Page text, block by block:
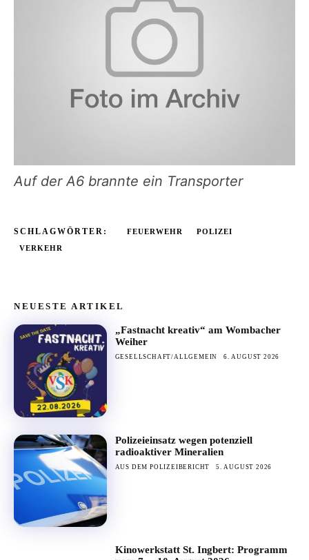
Auf der A6 brannte ein Transporter
SCHLAGWÖRTER: FEUERWEHR
POLIZEI
VERKEHR
NEUESTE ARTIKEL
„Fastnacht kreativ“ am Wombacher
Weiher
GESELLSCHAFT/ALLGEMEIN 6. AUGUST 2026
Polizeieinsatz wegen potenziell
radioaktiver Mineralien
AUS DEM POLIZEIBERICHT 5. AUGUST 2026
Kinowerkstatt St. Ingbert: Programm